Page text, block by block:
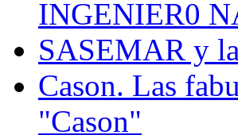
INGENIER0
SASEMAR y
Cason. Las
"Cason"